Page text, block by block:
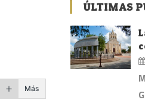
Más
ÚLTIMAS